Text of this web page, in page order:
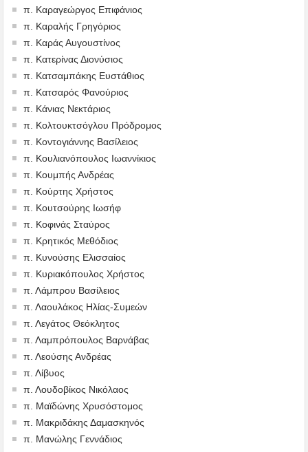
π. Καραγεώργος Επιφάνιος
π. Καραλής Γρηγόριος
π. Καράς Αυγουστίνος
π. Κατερίνας Διονύσιος
π. Κατσαμπάκης Ευστάθιος
π. Κατσαρός Φανούριος
π. Κάνιας Νεκτάριος
π. Κολτουκτσόγλου Πρόδρομος
π. Κοντογιάννης Βασίλειος
π. Κουλιανόπουλος Ιωαννίκιος
π. Κουμπής Ανδρέας
π. Κούρτης Χρήστος
π. Κουτσούρης Ιωσήφ
π. Κοφινάς Σταύρος
π. Κρητικός Μεθόδιος
π. Κυνούσης Ελισσαίος
π. Κυριακόπουλος Χρήστος
π. Λάμπρου Βασίλειος
π. Λαουλάκος Ηλίας-Συμεών
π. Λεγάτος Θεόκλητος
π. Λαμπρόπουλος Βαρνάβας
π. Λεούσης Ανδρέας
π. Λίβυος
π. Λουδοβίκος Νικόλαος
π. Μαϊδώνης Χρυσόστομος
π. Μακριδάκης Δαμασκηνός
π. Μανώλης Γεννάδιος